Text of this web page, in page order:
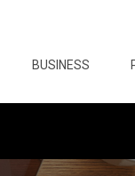
BUSINESS